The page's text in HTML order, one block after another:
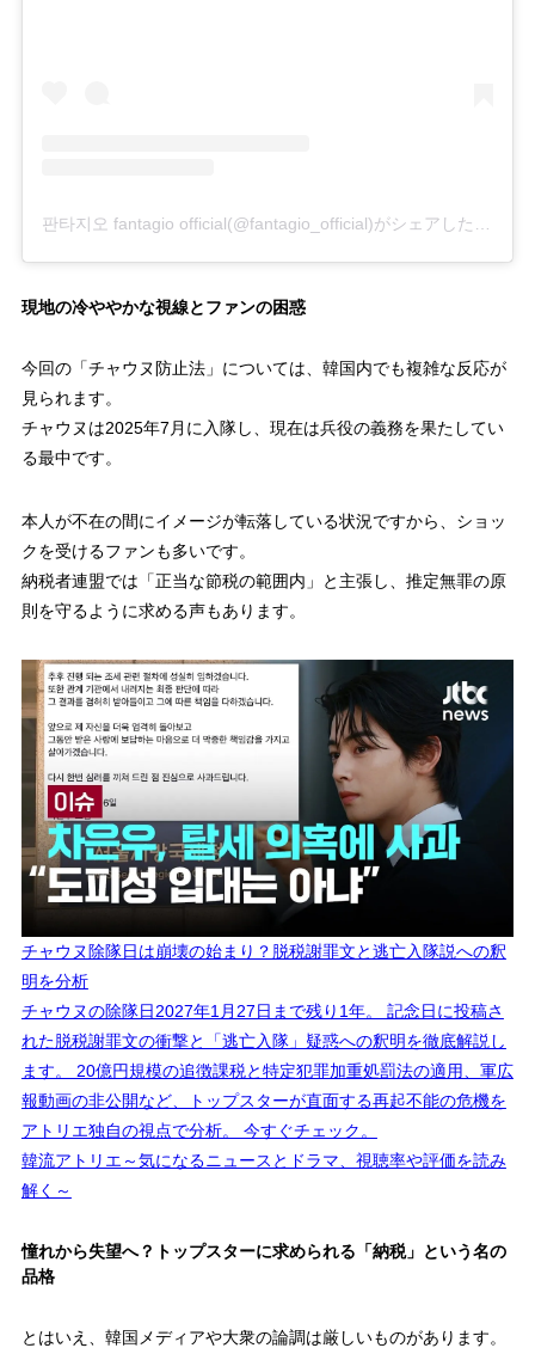
現地の冷ややかな視線とファンの困惑
今回の「チャウヌ防止法」については、韓国内でも複雑な反応が
見られます。
チャウヌは2025年7月に入隊し、現在は兵役の義務を果たしてい
る最中です。
本人が不在の間にイメージが転落している状況ですから、ショッ
クを受けるファンも多いです。
納税者連盟では「正当な節税の範囲内」と主張し、推定無罪の原
則を守るように求める声もあります。
チャウヌ除隊日は崩壊の始まり？脱税謝罪文と逃亡入隊説への釈
明を分析
チャウヌの除隊日2027年1月27日まで残り1年。 記念日に投稿さ
れた脱税謝罪文の衝撃と「逃亡入隊」疑惑への釈明を徹底解説し
ます。 20億円規模の追徴課税と特定犯罪加重処罰法の適用、軍広
報動画の非公開など、トップスターが直面する再起不能の危機を
アトリエ独自の視点で分析。 今すぐチェック。
韓流アトリエ～気になるニュースとドラマ、視聴率や評価を読み
解く～
憧れから失望へ？トップスターに求められる「納税」という名の
品格
とはいえ、韓国メディアや大衆の論調は厳しいものがあります。